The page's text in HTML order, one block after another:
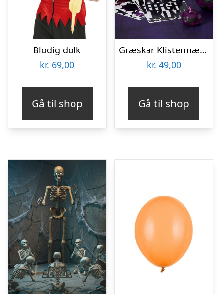
Blodig dolk
kr. 69,00
Gå til shop
Græskar Klistermærker
kr. 49,00
Gå til shop